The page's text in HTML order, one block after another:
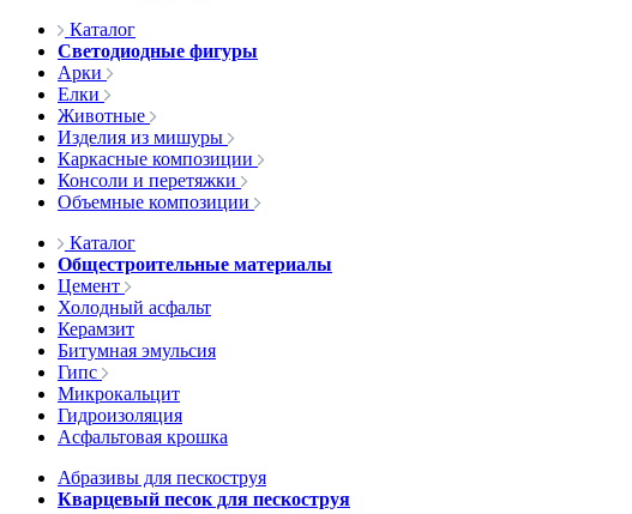
Каталог
Светодиодные фигуры
Арки
Елки
Животные
Изделия из мишуры
Каркасные композиции
Консоли и перетяжки
Объемные композиции
Каталог
Общестроительные материалы
Цемент
Холодный асфальт
Керамзит
Битумная эмульсия
Гипс
Микрокальцит
Гидроизоляция
Асфальтовая крошка
Абразивы для пескоструя
Кварцевый песок для пескоструя